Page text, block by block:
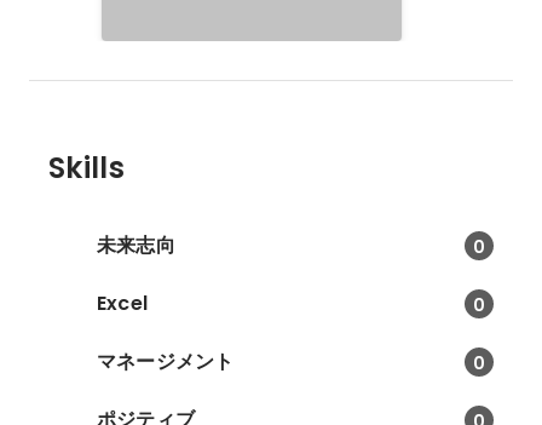
Skills
未来志向 0
Excel 0
マネージメント 0